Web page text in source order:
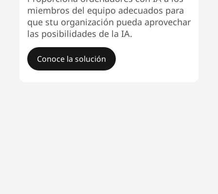
miembros del equipo adecuados para
que stu organización pueda aprovechar
las posibilidades de la IA.
Conoce la solución